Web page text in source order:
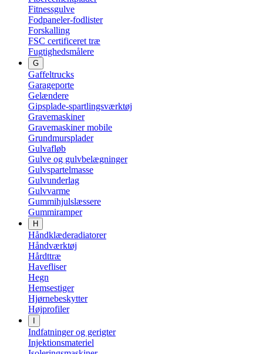
Fitnessgulve
Fodpaneler-fodlister
Forskalling
FSC certificeret træ
Fugtighedsmålere
G
Gaffeltrucks
Garageporte
Gelændere
Gipsplade-spartlingsværktøj
Gravemaskiner
Gravemaskiner mobile
Grundmursplader
Gulvafløb
Gulve og gulvbelægninger
Gulvspartelmasse
Gulvunderlag
Gulvvarme
Gummihjulslæssere
Gummiramper
H
Håndklæderadiatorer
Håndværktøj
Hårdttræ
Havefliser
Hegn
Hemsestiger
Hjørnebeskytter
Højprofiler
Indfatninger og gerigter
Injektionsmateriel